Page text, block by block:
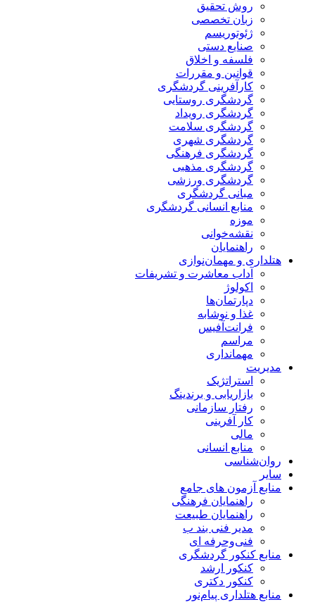
روش تحقیق
زبان تخصصی
ژئوتوریسم
صنایع دستی
فلسفه و اخلاق
قوانین و مقررات
کارآفرینی گردشگری
گردشگری روستایی
گردشگری رویداد
گردشگری سلامت
گردشگری شهری
گردشگری فرهنگی
گردشگری مذهبی
گردشگری ورزشی
مبانی گردشگری
منابع انسانی گردشگری
موزه
نقشه‌خوانی
راهنمایان
هتلداری و مهمان‌نوازی
آداب معاشرت و تشریفات
اکولوژ
دپارتمان‌ها
غذا و نوشابه
فرانت‌آفیس
مراسم
مهمانداری
مدیریت
استراتژیک
بازاریابی و برندینگ
رفتار سازمانی
کار آفرینی
مالی
منابع انسانی
روان‌شناسی
سایر
منابع آزمون های جامع
راهنمایان فرهنگی
راهنمایان طبیعت
مدیر فنی بند ب
فنی‌وحرفه‌ ای
منابع کنکور گردشگری
کنکور ارشد
کنکور دکتری
منابع هتلداری پیام‌نور